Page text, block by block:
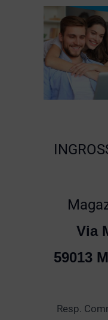
Via
59013
Resp.